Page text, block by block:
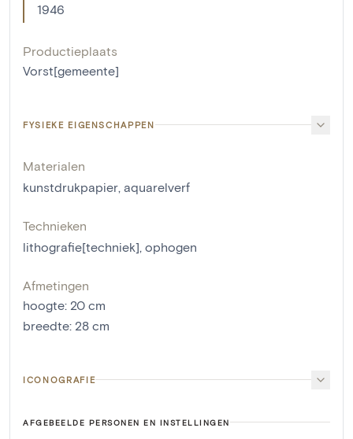
1946
Productieplaats
Vorst[gemeente]
FYSIEKE EIGENSCHAPPEN
Materialen
kunstdrukpapier, aquarelverf
Technieken
lithografie[techniek], ophogen
Afmetingen
hoogte: 20 cm
breedte: 28 cm
ICONOGRAFIE
AFGEBEELDE PERSONEN EN INSTELLINGEN